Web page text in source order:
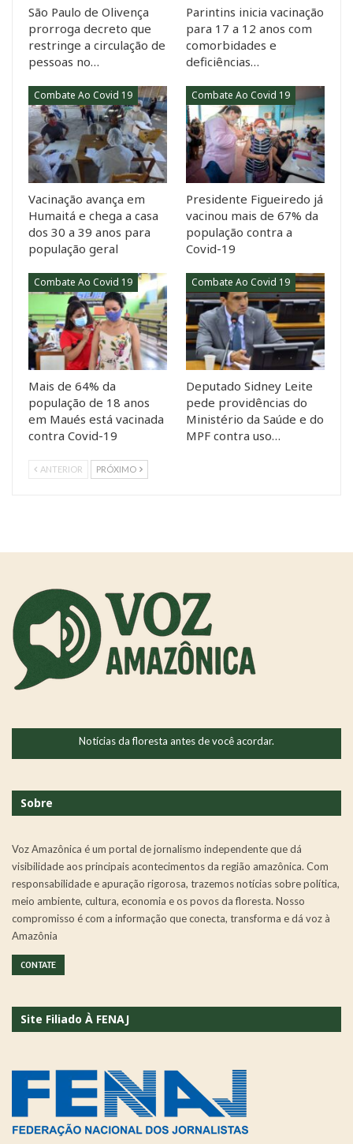
São Paulo de Olivença
prorroga decreto que
restringe a circulação de
pessoas no…
Parintins inicia vacinação
para 17 a 12 anos com
comorbidades e
deficiências…
Combate Ao Covid 19
Vacinação avança em
Humaitá e chega a casa
dos 30 a 39 anos para
população geral
Combate Ao Covid 19
Presidente Figueiredo já
vacinou mais de 67% da
população contra a
Covid-19
Combate Ao Covid 19
Mais de 64% da
população de 18 anos
em Maués está vacinada
contra Covid-19
Combate Ao Covid 19
Deputado Sidney Leite
pede providências do
Ministério da Saúde e do
MPF contra uso…
ANTERIOR PRÓXIMO
Notícias da floresta antes de você acordar.
Sobre
Voz Amazônica é um portal de jornalismo independente que dá
visibilidade aos principais acontecimentos da região amazônica. Com
responsabilidade e apuração rigorosa, trazemos notícias sobre política,
meio ambiente, cultura, economia e os povos da floresta. Nosso
compromisso é com a informação que conecta, transforma e dá voz à
Amazônia
CONTATE
Site Filiado À FENAJ